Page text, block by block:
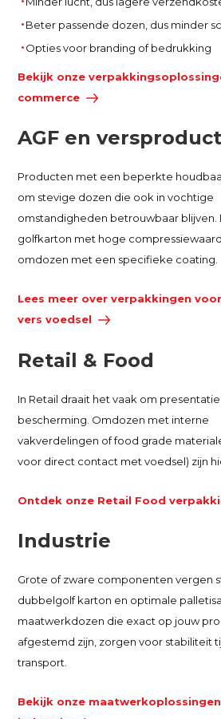
Beter passende dozen, dus minder
Opties voor branding of bedrukking
Bekijk onze
commerce
AGF en
Producten met een beperkte
om stevige dozen die ook in vochtige
omstandigheden betrouwbaar blijven.
golfkarton met hoge
omdozen met een specifieke coating.
Lees meer over verpakkingen voor
vers voedsel
Retail & Food
In Retail draait het vaak om
bescherming. Omdozen met interne
vakverdelingen of food grade
voor direct contact met voedsel) zijn
Ontdek onze Retail Food
Industrie
Grote of zware componenten vergen
dubbelgolf karton en optimale
maatwerkdozen die exact op jouw
afgestemd zijn, zorgen voor stabiliteit
transport.
Bekijk onze